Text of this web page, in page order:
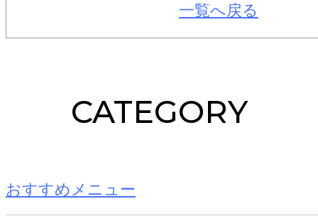
一覧へ戻る
CATEGORY
おすすめメニュー